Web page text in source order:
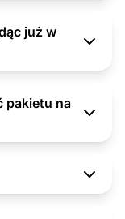
już w
pakietu na